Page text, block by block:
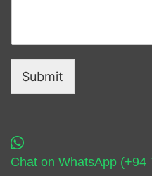
Submit
Chat on WhatsApp (+94